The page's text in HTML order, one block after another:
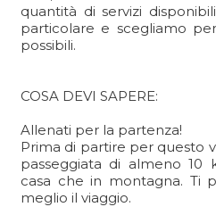
quantità di servizi
particolare e scegliamo
possibili.
COSA DEVI SAPERE:
Allenati per la partenza!
Prima di partire per questo
passeggiata di almeno 10
casa che in montagna. Ti
meglio il viaggio.